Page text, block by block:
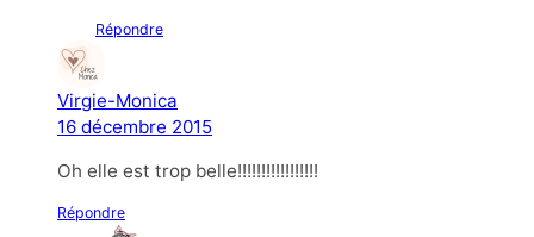
Répondre
Virgie-Monica
16 décembre 2015
Oh elle est trop belle!!!!!!!!!!!!!!!!!
Répondre